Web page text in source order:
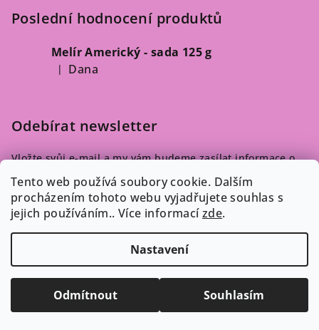
Tento web používá soubory cookie. Dalším
procházením tohoto webu vyjadřujete souhlas s
jejich používáním.. Více informacízde.
Nastavení
Odmítnout Souhlasím
Poslední hodnocení produktů
Melír Americký - sada 125 g
Hodnocení produktu je 5 z 5 hvězdiček.
| Dana
Odebírat newsletter
Vložte svůj e-mail a my vám budeme zasílat informace o
E-mail
Přihlásit se